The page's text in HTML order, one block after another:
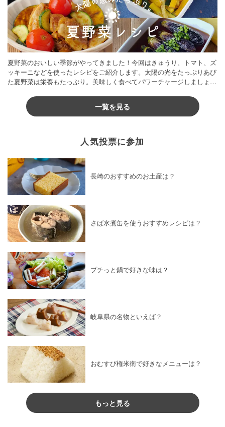
夏野菜のおいしい季節がやってきました！今回はきゅうり、トマト、ズ
ッキーニなどを使ったレシピをご紹介します。太陽の光をたっぷりあび
た夏野菜は栄養もたっぷり。美味しく食べてパワーチャージしましょう
一覧を見る
人気投票に参加
長崎のおすすめのお土産は？
さば水煮缶を使うおすすめレシピは？
プチっと鍋で好きな味は？
岐阜県の名物といえば？
おむすび権米衛で好きなメニューは？
もっと見る